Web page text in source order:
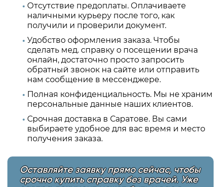
Отсутствие предоплаты. Оплачиваете
наличными курьеру после того, как
получили и проверили документ.
Удобство оформления заказа. Чтобы
сделать мед. справку о посещении врача
онлайн, достаточно просто запросить
обратный звонок на сайте или отправить
нам сообщение в мессенджере.
Полная конфиденциальность. Мы не храним
персональные данные наших клиентов.
Срочная доставка в Саратове. Вы сами
выбираете удобное для вас время и место
получения заказа.
Оставляйте заявку прямо сейчас, чтобы
срочно купить справку без врачей. Уже